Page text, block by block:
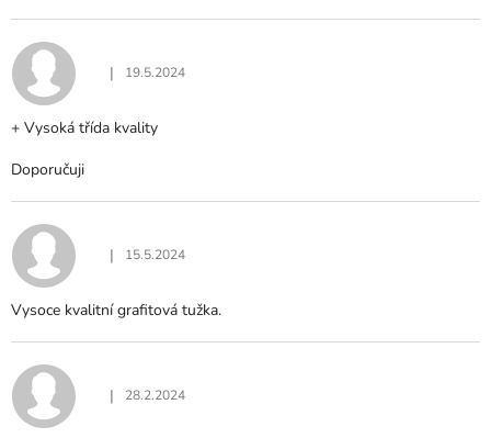
Hodnocení produktu je 5 z 5 hvězdiček.
| 19.5.2024
+ Vysoká třída kvality
Doporučuji
Hodnocení produktu je 5 z 5 hvězdiček.
| 15.5.2024
Vysoce kvalitní grafitová tužka.
Hodnocení produktu je 5 z 5 hvězdiček.
| 28.2.2024